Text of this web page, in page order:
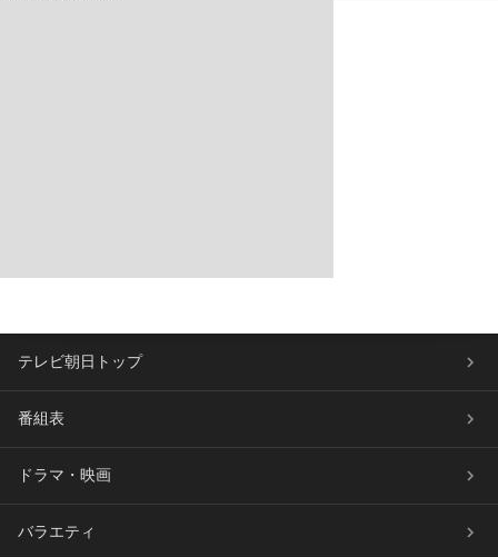
テレビ朝日トップ
番組表
ドラマ・映画
バラエティ